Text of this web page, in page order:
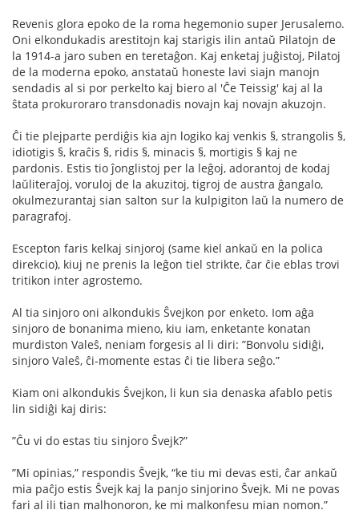
Revenis glora epoko de la roma hegemonio super Jerusalemo.
Oni elkondukadis arestitojn kaj starigis ilin antaŭ Pilatojn de
la 1914-a jaro suben en teretaĝon. Kaj enketaj juĝistoj, Pilatoj
de la moderna epoko, anstataŭ honeste lavi siajn manojn
sendadis al si por perkelto kaj biero al 'Ĉe Teissig' kaj al la
ŝtata prokuroraro transdonadis novajn kaj novajn akuzojn.
Ĉi tie plejparte perdiĝis kia ajn logiko kaj venkis §, strangolis §,
idiotigis §, kraĉis §, ridis §, minacis §, mortigis § kaj ne
pardonis. Estis tio ĵonglistoj per la leĝoj, adorantoj de kodaj
laŭliteraĵoj, voruloj de la akuzitoj, tigroj de austra ĝangalo,
okulmezurantaj sian salton sur la kulpigiton laŭ la numero de
paragrafoj.
Escepton faris kelkaj sinjoroj (same kiel ankaŭ en la polica
direkcio), kiuj ne prenis la leĝon tiel strikte, ĉar ĉie eblas trovi
tritikon inter agrostemo.
Al tia sinjoro oni alkondukis Ŝvejkon por enketo. Iom aĝa
sinjoro de bonanima mieno, kiu iam, enketante konatan
murdiston Valeŝ, neniam forgesis al li diri: ”Bonvolu sidiĝi,
sinjoro Valeŝ, ĉi-momente estas ĉi tie libera seĝo.”
Kiam oni alkondukis Ŝvejkon, li kun sia denaska afablo petis
lin sidiĝi kaj diris:
”Ĉu vi do estas tiu sinjoro Ŝvejk?”
”Mi opinias,” respondis Ŝvejk, “ke tiu mi devas esti, ĉar ankaŭ
mia paĉjo estis Ŝvejk kaj la panjo sinjorino Ŝvejk. Mi ne povas
fari al ili tian malhonoron, ke mi malkonfesu mian nomon.”